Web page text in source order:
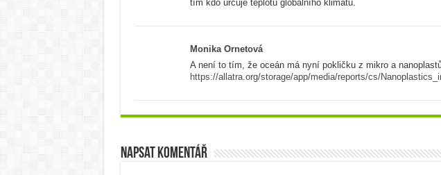
tím kdo určuje teplotu globálního klimatu.
Monika Ornetová
A není to tím, že oceán má nyní pokličku z mikro a
https://allatra.org/storage/app/media/reports/cs/
Napsat komentář